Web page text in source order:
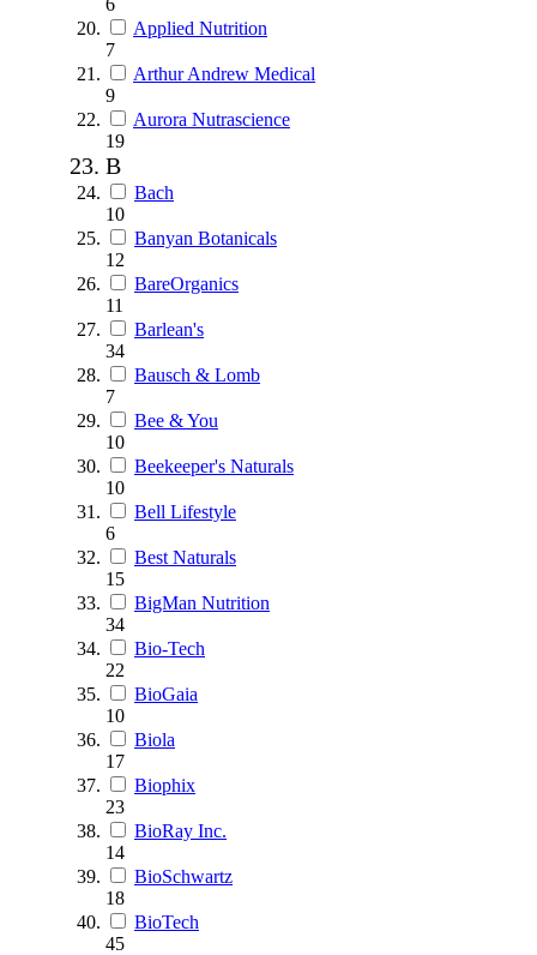
Applied Nutrition
7
Arthur Andrew Medical
9
Aurora Nutrascience
19
B
Bach
10
Banyan Botanicals
12
BareOrganics
11
Barlean's
34
Bausch & Lomb
7
Bee & You
10
Beekeeper's Naturals
10
Bell Lifestyle
6
Best Naturals
15
BigMan Nutrition
34
Bio-Tech
22
BioGaia
10
Biola
17
Biophix
23
BioRay Inc.
14
BioSchwartz
18
BioTech
45